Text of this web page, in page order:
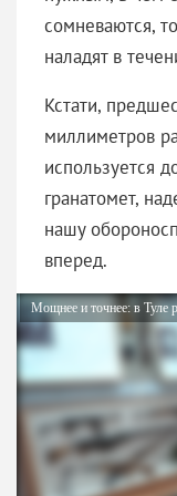
сомневаются,
наладят в
Кстати,
миллиметров
используется
гранатомет,
нашу
вперед.
Мощнее и точнее: в Туле